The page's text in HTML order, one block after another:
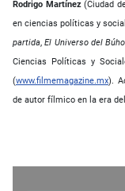
Rodrigo Martínez(Ciudad
en ciencias políticas y
partida,El Universo del Búho
Ciencias Políticas y
(www.filmemagazine.mx).
de autor fílmico en la era